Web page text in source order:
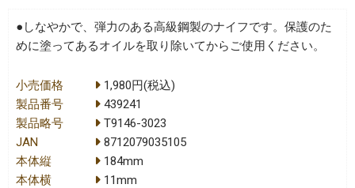
●しなやかで、弾力のある高級鋼製のナイフです。保護のた
めに塗ってあるオイルを取り除いてからご使用ください。
小売価格
1,980円(税込)
製品番号
439241
製品略号
T9146-3023
JAN
8712079035105
本体縦
184mm
本体横
11mm